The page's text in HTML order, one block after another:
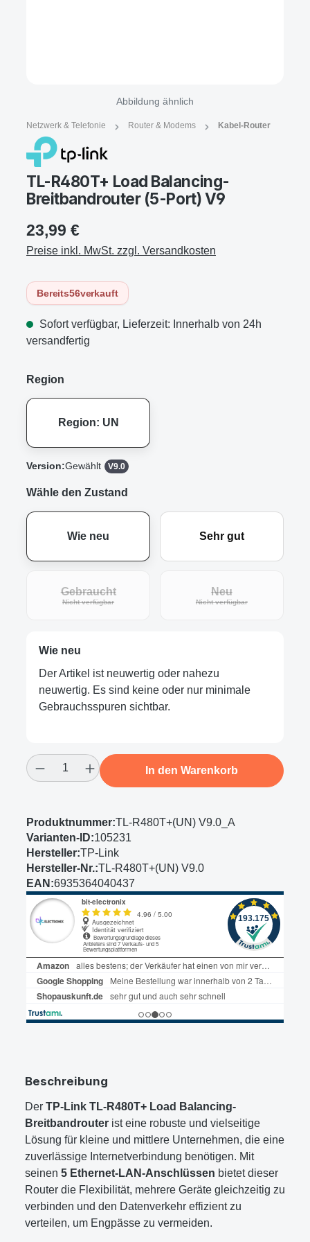
Abbildung ähnlich
Netzwerk & Telefonie Router & Modems Kabel-Router
TL-R480T+ Load Balancing-
Breitbandrouter (5-Port) V9
23,99 €
Preise inkl. MwSt. zzgl. Versandkosten
Bereits56verkauft
Sofort verfügbar, Lieferzeit: Innerhalb von 24h
versandfertig
Region
Region: UN
Version:Gewählt V9.0
Wähle den Zustand
Wie neu Sehr gut
Gebraucht
Nicht verfügbar(Diese Option ist zurzeit nicht verfügbar.)
Neu
Nicht verfügbar(Diese Option ist
Wie neu
Der Artikel ist neuwertig oder nahezu
neuwertig. Es sind keine oder nur minimale
Gebrauchsspuren sichtbar.
Produkt Anzahl: Gib den gewünschten
In den Warenkorb
Produktnummer:TL-R480T+(UN) V9.0_A
Varianten-ID:105231
Hersteller:TP-Link
Hersteller-Nr.:TL-R480T+(UN) V9.0
EAN:6935364040437
Beschreibung
Der TP-Link TL-R480T+ Load Balancing-
Breitbandrouter ist eine robuste und vielseitige
Lösung für kleine und mittlere Unternehmen, die eine
zuverlässige Internetverbindung benötigen. Mit
seinen 5 Ethernet-LAN-Anschlüssen bietet dieser
Router die Flexibilität, mehrere Geräte gleichzeitig zu
verbinden und den Datenverkehr effizient zu
verteilen, um Engpässe zu vermeiden.